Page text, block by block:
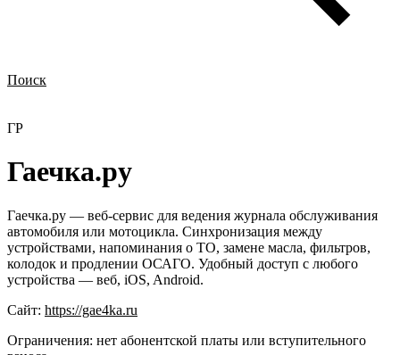
Поиск
ГР
Гаечка.ру
Гаечка.ру — веб-сервис для ведения журнала обслуживания
автомобиля или мотоцикла. Синхронизация между
устройствами, напоминания о ТО, замене масла, фильтров,
колодок и продлении ОСАГО. Удобный доступ с любого
устройства — веб, iOS, Android.
Сайт: https://gae4ka.ru
Ограничения: нет абонентской платы или вступительного